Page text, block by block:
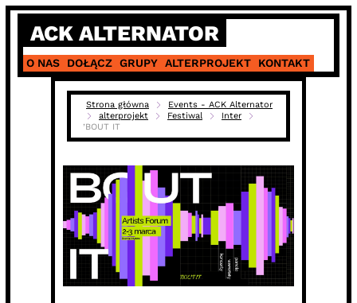
Skip
content
ACK ALTERNATOR
O NAS DOŁĄCZ GRUPY ALTERPROJEKT KONTAKT
Strona główna
Events - ACK Alternator
alterprojekt
Festiwal
Inter
’BOUT IT